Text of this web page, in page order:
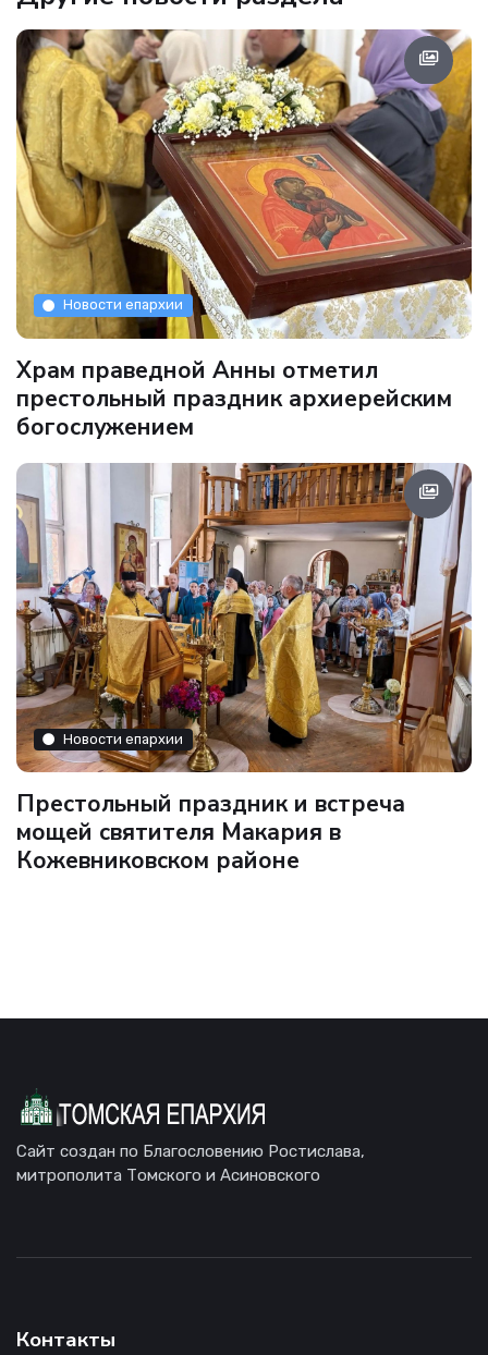
Новости епархии
Храм праведной Анны отметил
престольный праздник архиерейским
богослужением
Новости епархии
Престольный праздник и встреча
мощей святителя Макария в
Кожевниковском районе
Сайт создан по Благословению Ростислава,
митрополита Томского и Асиновского
Контакты